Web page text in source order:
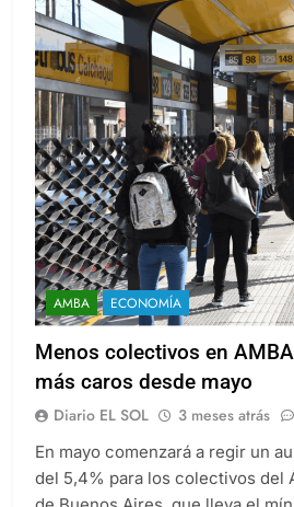
AMBA ECONOMÍA
Menos colectivos en
más caros desde mayo
Diario EL SOL 3 meses atrás
En mayo comenzará a regir un
del 5,4% para los colectivos del